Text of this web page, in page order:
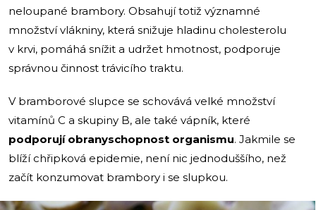
neloupané brambory. Obsahují totiž významné
množství vlákniny, která snižuje hladinu cholesterolu
v krvi, pomáhá snížit a udržet hmotnost, podporuje
správnou činnost trávicího traktu.
V bramborové slupce se schovává velké množství
vitamínů C a skupiny B, ale také vápník, které
podporují obranyschopnost organismu. Jakmile se
blíží chřipková epidemie, není nic jednoduššího, než
začít konzumovat brambory i se slupkou.